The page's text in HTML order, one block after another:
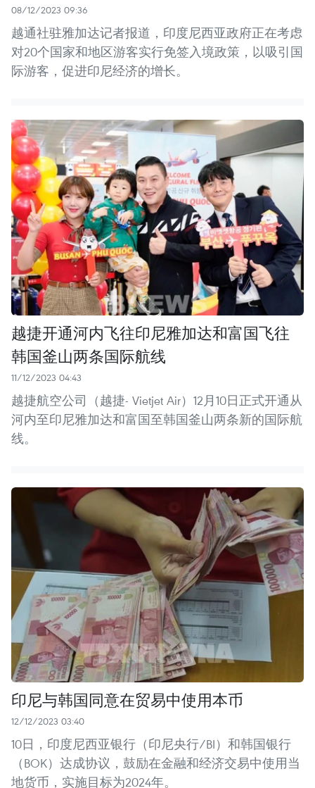
08/12/2023 09:36
越通社驻雅加达记者报道，印度尼西亚政府正在考虑
对20个国家和地区游客实行免签入境政策，以吸引国
际游客，促进印尼经济的增长。
越捷开通河内飞往印尼雅加达和富国飞往
韩国釜山两条国际航线
11/12/2023 04:43
越捷航空公司（越捷- Vietjet Air）12月10日正式开通从
河内至印尼雅加达和富国至韩国釜山两条新的国际航
线。
印尼与韩国同意在贸易中使用本币
12/12/2023 03:40
10日，印度尼西亚银行（印尼央行/BI）和韩国银行
（BOK）达成协议，鼓励在金融和经济交易中使用当
地货币，实施目标为2024年。